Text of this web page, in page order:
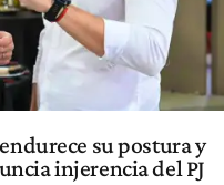
su postura y
injerencia del PJ